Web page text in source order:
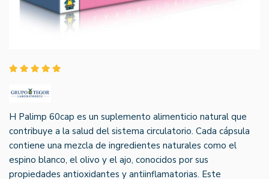
H Palimp 60cap es un suplemento alimenticio natural que
contribuye a la salud del sistema circulatorio. Cada cápsula
contiene una mezcla de ingredientes naturales como el
espino blanco, el olivo y el ajo, conocidos por sus
propiedades antioxidantes y antiinflamatorias. Este